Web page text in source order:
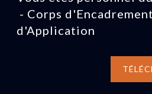
- Corps
d'Application